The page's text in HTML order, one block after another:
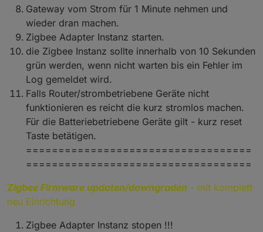
Gateway vom Strom für 1 Minute nehmen und
wieder dran machen.
Zigbee Adapter Instanz starten.
die Zigbee Instanz sollte innerhalb von 10 Sekunden
grün werden, wenn nicht warten bis ein Fehler im
Log gemeldet wird.
Falls Router/strombetriebene Geräte nicht
funktionieren es reicht die kurz stromlos machen.
Für die Batteriebetriebene Geräte gilt - kurz reset
Taste betätigen.
===================================
===================================
Zigbee Firmware updaten/downgraden - mit komplett
neu Einrichtung
Zigbee Adapter Instanz stopen !!!